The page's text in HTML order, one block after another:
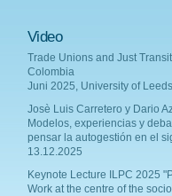
Video
Trade Unions and Just
Colombia
Juni 2025, University of Leeds
Josè Luis Carretero y Dario
Modelos, experiencias y
pensar la autogestión en el
13.12.2025
Keynote Lecture ILPC 2025
Work at the centre of the